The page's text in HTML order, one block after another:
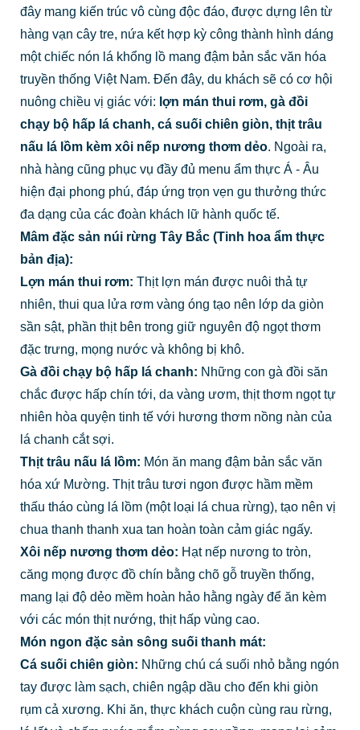
đây mang kiến trúc vô cùng độc đáo, được dựng lên từ
hàng vạn cây tre, nứa kết hợp kỳ công thành hình dáng
một chiếc nón lá khổng lồ mang đậm bản sắc văn hóa
truyền thống Việt Nam. Đến đây, du khách sẽ có cơ hội
nuông chiều vị giác với: lợn mán thui rơm, gà đồi
chạy bộ hấp lá chanh, cá suối chiên giòn, thịt trâu
nấu lá lồm kèm xôi nếp nương thơm dẻo. Ngoài ra,
nhà hàng cũng phục vụ đầy đủ menu ẩm thực Á - Âu
hiện đại phong phú, đáp ứng trọn vẹn gu thưởng thức
đa dạng của các đoàn khách lữ hành quốc tế.
Mâm đặc sản núi rừng Tây Bắc (Tinh hoa ẩm thực
bản địa):
Lợn mán thui rơm: Thịt lợn mán được nuôi thả tự
nhiên, thui qua lửa rơm vàng óng tạo nên lớp da giòn
sần sật, phần thịt bên trong giữ nguyên độ ngọt thơm
đặc trưng, mọng nước và không bị khô.
Gà đồi chạy bộ hấp lá chanh: Những con gà đồi săn
chắc được hấp chín tới, da vàng ươm, thịt thơm ngọt tự
nhiên hòa quyện tinh tế với hương thơm nồng nàn của
lá chanh cắt sợi.
Thịt trâu nấu lá lồm: Món ăn mang đậm bản sắc văn
hóa xứ Mường. Thịt trâu tươi ngon được hầm mềm
thấu tháo cùng lá lồm (một loại lá chua rừng), tạo nên vị
chua thanh thanh xua tan hoàn toàn cảm giác ngấy.
Xôi nếp nương thơm dẻo: Hạt nếp nương to tròn,
căng mọng được đồ chín bằng chõ gỗ truyền thống,
mang lại độ dẻo mềm hoàn hảo hằng ngày để ăn kèm
với các món thịt nướng, thịt hấp vùng cao.
Món ngon đặc sản sông suối thanh mát:
Cá suối chiên giòn: Những chú cá suối nhỏ bằng ngón
tay được làm sạch, chiên ngập dầu cho đến khi giòn
rụm cả xương. Khi ăn, thực khách cuộn cùng rau rừng,